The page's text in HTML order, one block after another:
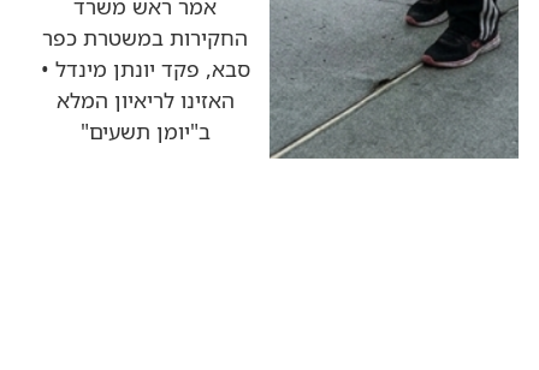
אמר ראש משרד
החקירות במשטרת כפר
סבא, פקד יונתן מינדל •
האזינו לריאיון המלא
ב"יומן תשעים"